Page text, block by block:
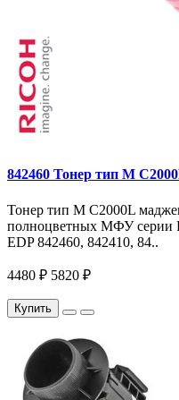
842460 Тонер тип M
Тонер тип M C2000L
полноцветных МФУ серии
EDP 842460, 842410, 84..
4480 ₽ 5820 ₽
Купить